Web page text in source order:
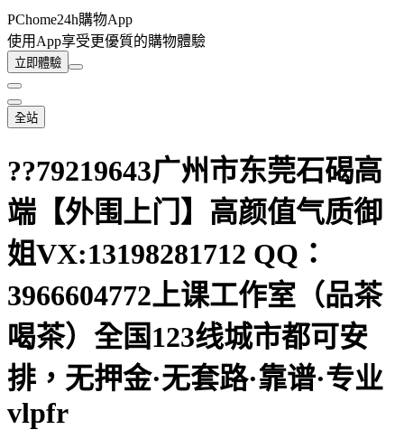
PChome24h購物App
使用App享受更優質的購物體驗
立即體驗
全站
??79219643广州市东莞石碣高
端【外围上门】高颜值气质御
姐VX:13198281712 QQ：
3966604772上课工作室（品茶
喝茶）全国123线城市都可安
排，无押金·无套路·靠谱·专业
vlpfr